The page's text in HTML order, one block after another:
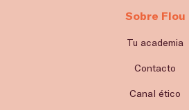
Sobre Flou
Tu academia
Contacto
Canal ético